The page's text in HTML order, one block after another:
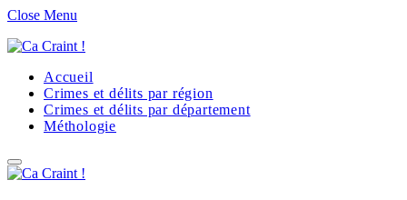
Close Menu
Accueil
Crimes et délits par région
Crimes et délits par département
Méthologie